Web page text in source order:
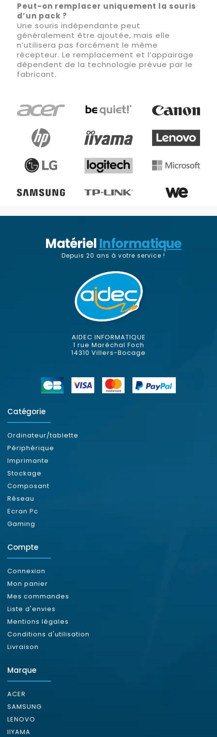
Peut-on remplacer uniquement la souris
d’un pack ?
Une souris indépendante peut
généralement être ajoutée, mais elle
n’utilisera pas forcément le même
récepteur. Le remplacement et l’appairage
dépendent de la technologie prévue par le
fabricant.
MatérielInformatique
Depuis 20 ans à votre service !
AIDEC INFORMATIQUE
1 rue Maréchal Foch
14310 Villers-Bocage
Catégorie
Ordinateur/tablette
Périphérique
Imprimante
Stockage
Composant
Réseau
Ecran Pc
Gaming
Compte
Connexion
Mon panier
Mes commandes
Liste d'envies
Mentions légales
Conditions d'utilisation
Livraison
Marque
ACER
SAMSUNG
LENOVO
IIYAMA